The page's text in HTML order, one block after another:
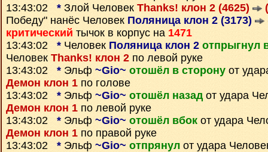
13:43:02 * Злой Человек Thanks! клон 2 (4625)
Победу" нанёс Человек Поляница клон 2 (3173)
критический тычок в корпус на 1471
13:43:02 * Человек Поляница клон 2 отпрыгнул
Человек Thanks! клон 2 по левой руке
13:43:02 * Эльф ~Gio~ отошёл в сторону от
Демон клон 1 по голове
13:43:02 * Эльф ~Gio~ отошёл назадот удара
Демон клон 1 по левой руке
13:43:02 * Эльф ~Gio~ отошёл вбок от удара
Демон клон 1 по правой руке
13:43:02 * Эльф ~Gio~ отпрянул от удара